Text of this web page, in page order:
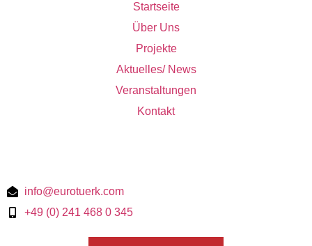
Startseite
Über Uns
Projekte
Aktuelles/ News
Veranstaltungen
Kontakt
info@eurotuerk.com
+49 (0) 241 468 0 345